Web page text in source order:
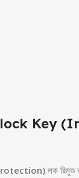
Key
লক রিমুভ